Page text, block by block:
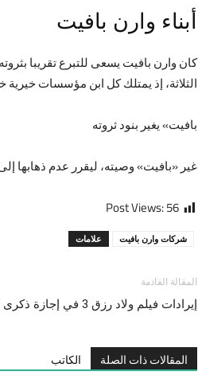
أبناء وارن بافيت
الثلاثة، إذ يمتلك كل ابن مؤسسات
بافيت» يغير بنود ثروته
غير «بافيت» وصيته، ليقرر عدم ذهابها
Post Views:56
علامات شركات وارن بافيت
المقالة القادمة
إيرادات فيلم ولاد رزق 3 في إجازة ذكرى ثورة 30 يونيو (مفاجأة)
المقالات ذات الصلة الكاتب